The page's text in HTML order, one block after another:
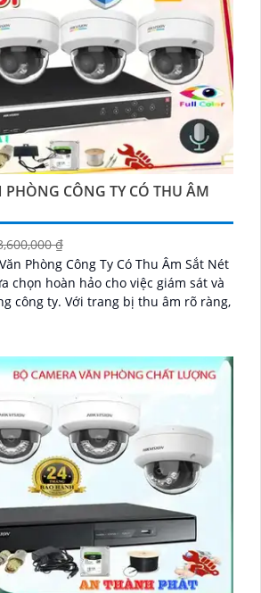
PHÒNG CÔNG TY CÓ THU ÂM
₫
Phòng Công Ty Có Thu Âm Sắt Nét
chọn hoàn hảo cho việc giám sát và
bị thu âm rõ ràng,